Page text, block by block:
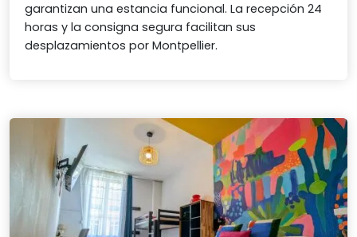
garantizan una estancia funcional. La recepción 24
horas y la consigna segura facilitan sus
desplazamientos por Montpellier.